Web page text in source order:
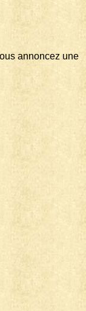
annoncez une